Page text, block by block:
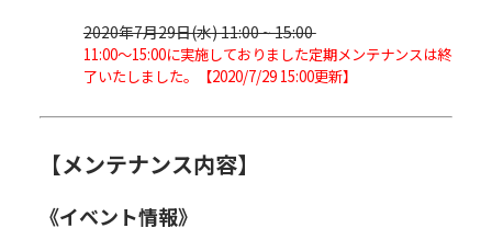
2020年7月29日(水) 11:00 ~ 15:00
11:00～15:00に実施しておりました定期メンテナンスは終
了いたしました。【2020/7/29 15:00更新】
【メンテナンス内容】
《イベント情報》